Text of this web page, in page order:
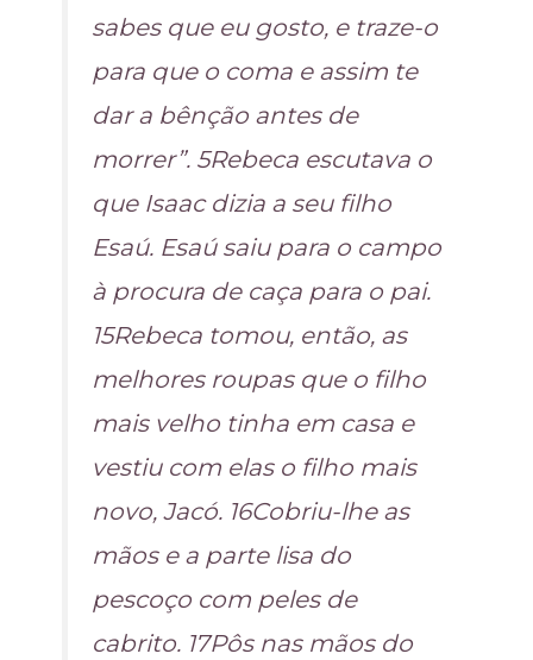
sabes que eu gosto, e traze-o
para que o coma e assim te
dar a bênção antes de
morrer”. 5Rebeca escutava o
que Isaac dizia a seu filho
Esaú. Esaú saiu para o campo
à procura de caça para o pai.
15Rebeca tomou, então, as
melhores roupas que o filho
mais velho tinha em casa e
vestiu com elas o filho mais
novo, Jacó. 16Cobriu-lhe as
mãos e a parte lisa do
pescoço com peles de
cabrito. 17Pôs nas mãos do